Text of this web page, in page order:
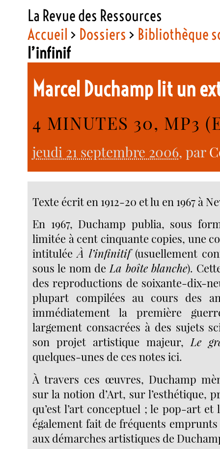
La Revue des Ressources
Accueil > Dossiers > Bibliothèque
l’infinif
Marcel Duchamp lit un
4 MINUTES 30, MP3
jeudi 21 septembre 2006, par
Texte écrit en 1912-20 et lu en 1967 à
En 1967, Duchamp publia, sous
limitée à cent cinquante copies, une
intituléeÀ l’infinitif(usuellement
sous le nom deLa boîte blanche).
des reproductions de soixante-dix-
plupart compilées au cours des
immédiatement la première
largement consacrées à des sujets
son projet artistique majeur,Le
quelques-unes de ces notes ici.
À travers ces œuvres, Duchamp
sur la notion d’Art, sur l’esthétique,
qu’est l’art conceptuel ; le pop-art et
également fait de fréquents
aux démarches artistiques de